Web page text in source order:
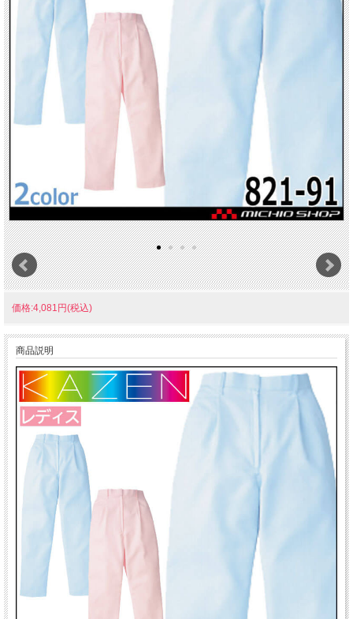
価格:4,081円(税込)
商品説明